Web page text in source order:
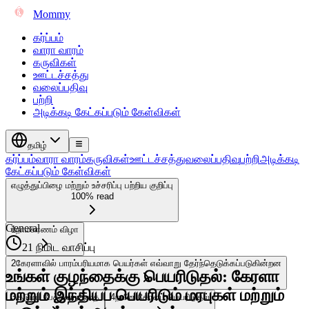
Mommy
கர்ப்பம்
வாரா வாரம்
கருவிகள்
ஊட்டச்சத்து
வலைப்பதிவு
பற்றி
அடிக்கடி கேட்கப்படும் கேள்விகள்
தமிழ்
கர்ப்பம்வாரா வாரம்கருவிகள்ஊட்டச்சத்துவலைப்பதிவுபற்றிஅடிக்கடி
கேட்கப்படும் கேள்விகள்
எழுத்துப்பிழை மற்றும் உச்சரிப்பு பற்றிய குறிப்பு
100% read
1நாமகரணம் விழா
2கேரளாவில் பாரம்பரியமாக பெயர்கள் எவ்வாறு தேர்ந்தெடுக்கப்படுகின்றன
3குடும்ப பேச்சுவார்த்தை 4நவீன கேரளப் பெயரிடுதல்
General
21 நிமிட வாசிப்பு
உங்கள் குழந்தைக்கு பெயரிடுதல்: கேரளா
மற்றும் இந்தியப் பெயரிடும் மரபுகள் மற்றும்